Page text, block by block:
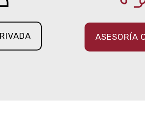
ASESORÍA